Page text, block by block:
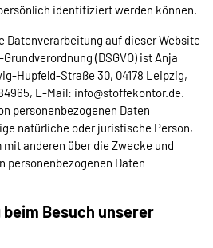
identifiziert werden können.
Datenverarbeitung auf dieser Website
(DSGVO) ist Anja
Hupfeld-Straße 30, 04178 Leipzig,
E-Mail: info@stoffekontor.de.
personenbezogenen Daten
natürliche oder juristische Person,
anderen über die Zwecke und
personenbezogenen Daten
Besuch unserer